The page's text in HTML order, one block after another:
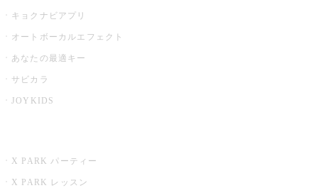
キョクナビアプリ
オートボーカルエフェクト
あなたの最適キー
サビカラ
JOYKIDS
X PARK パーティー
X PARK レッスン